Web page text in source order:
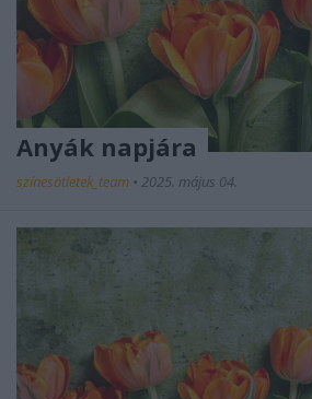
Anyák napjára
színesötletek_team • 2025. május 04.